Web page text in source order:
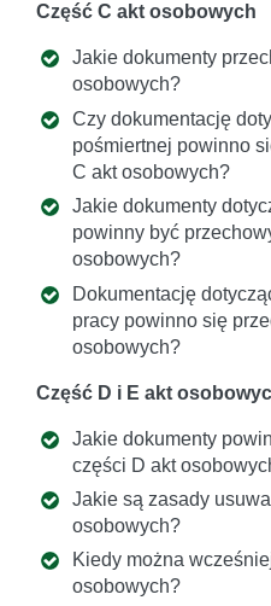
Część C akt osobowych
Jakie dokumenty
osobowych?
Czy dokumentację
pośmiertnej powinno
C akt osobowych?
Jakie dokumenty
powinny być
osobowych?
Dokumentację
pracy powinno się
osobowych?
Część D i E akt
Jakie dokumenty
części D akt
Jakie są zasady
osobowych?
Kiedy można
osobowych?